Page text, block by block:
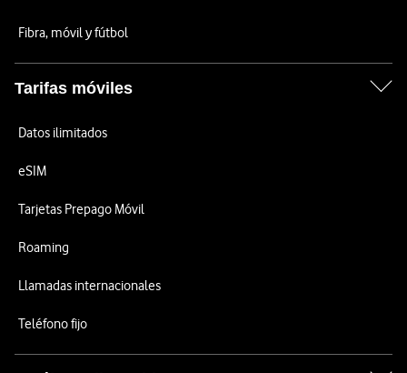
Fibra, móvil y fútbol
Tarifas móviles
Datos ilimitados
eSIM
Tarjetas Prepago Móvil
Roaming
Llamadas internacionales
Teléfono fijo